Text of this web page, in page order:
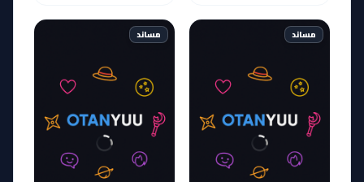
مساند مساند